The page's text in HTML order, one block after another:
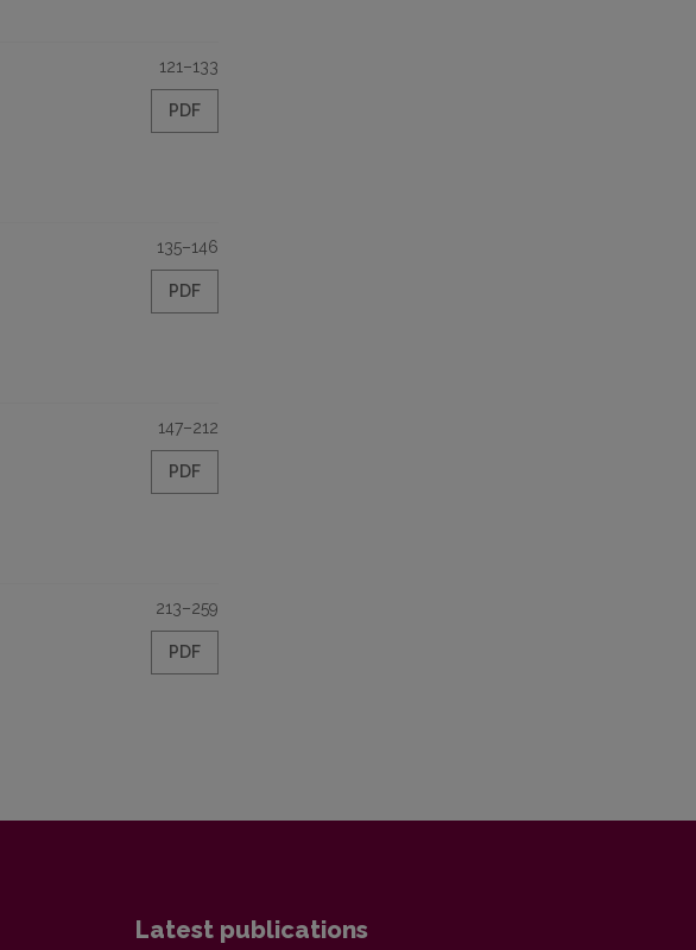
121–133
PDF
135–146
PDF
147–212
PDF
213–259
PDF
Latest publications